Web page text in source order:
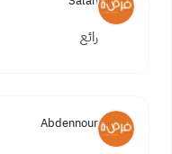
رائع
Abdennour